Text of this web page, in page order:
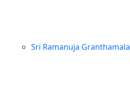
Sri Ramanuja Granthamala